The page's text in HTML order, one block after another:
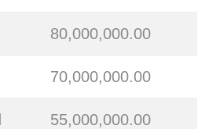
80,000,000.00
70,000,000.00
55,000,000.00